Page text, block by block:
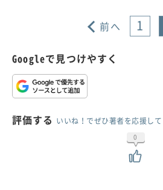
前へ 1
Googleで見つけやすく
評価する いいね！でぜひ著者を応援し
0